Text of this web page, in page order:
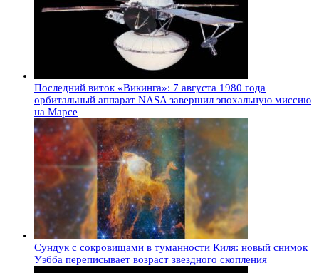
Последний виток «Викинга»: 7 августа 1980 года
орбитальный аппарат NASA завершил эпохальную миссию
на Марсе
Сундук с сокровищами в туманности Киля: новый снимок
Уэбба переписывает возраст звездного скопления